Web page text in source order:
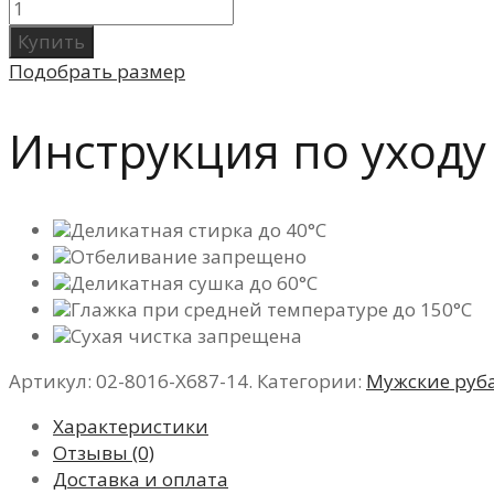
Купить
Подобрать размер
Инструкция по уходу
Деликатная стирка до 40°C
Отбеливание запрещено
Деликатная сушка до 60°C
Глажка при средней температуре до 150°C
Сухая чистка запрещена
Артикул: 02-8016-X687-14. Категории: Мужские
Характеристики
Отзывы (0)
Доставка и оплата